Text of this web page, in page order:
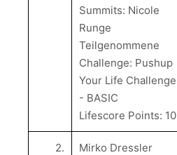
Summits: Nicole
Runge
Teilgenommene
Challenge: Pushup
Your Life Challenge
- BASIC
Lifescore Points: 10
2.
Mirko Dressler